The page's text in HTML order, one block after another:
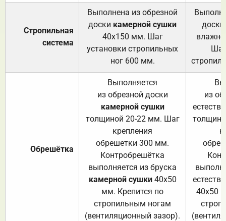
Стропильная
система
Выполнена из обрезной
доски камерной сушки
40х150 мм. Шаг
установки стропильных
ног 600 мм.
доски
Обрешётка
Выполняется
из обрезной доски
камерной сушки
толщиной 20-22 мм. Шаг
крепления
обрешетки 300 мм.
Контробрешётка
выполняется из бруска
камерной сушки40х50
мм. Крепится по
стропильным ногам
(вентиляционный зазор).
из
40х50